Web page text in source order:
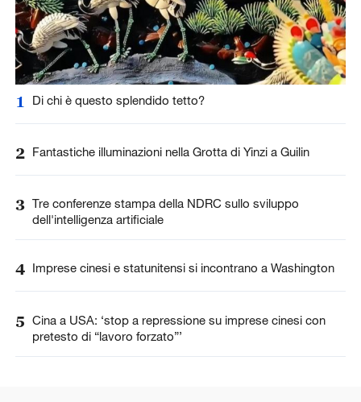
1 Di chi è questo splendido tetto?
2 Fantastiche illuminazioni nella Grotta di Yinzi a Guilin
3 Tre conferenze stampa della NDRC sullo sviluppo
dell'intelligenza artificiale
4 Imprese cinesi e statunitensi si incontrano a Washington
5 Cina a USA: ‘stop a repressione su imprese cinesi con
pretesto di “lavoro forzato”’